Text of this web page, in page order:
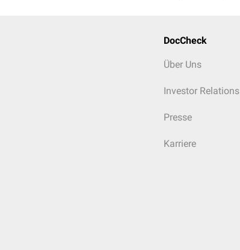
DocCheck
Über Uns
Investor Relations
Presse
Karriere